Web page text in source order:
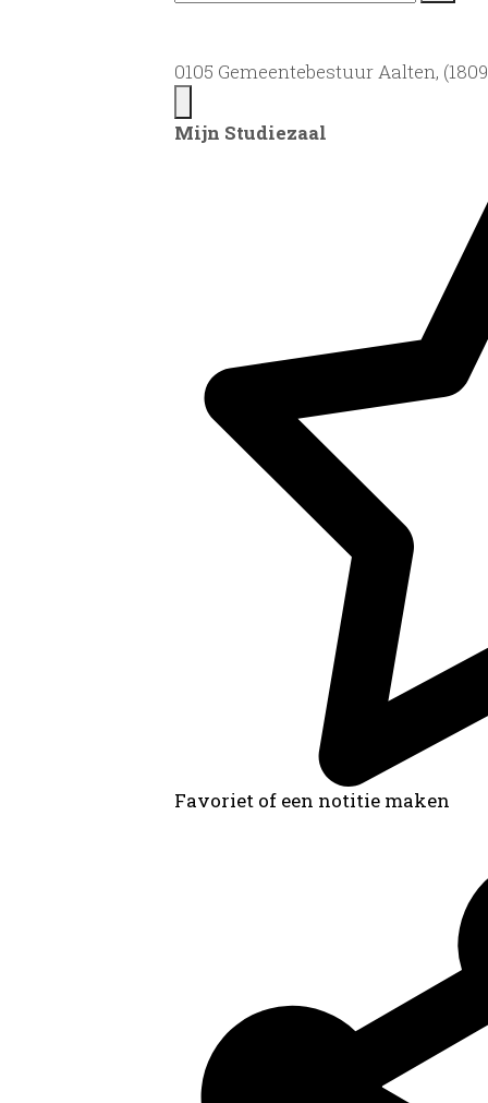
0105 Gemeentebestuur Aalten,
Mijn Studiezaal
Favoriet of een notitie maken